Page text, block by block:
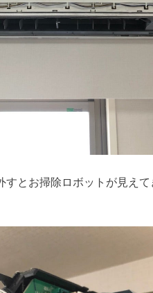
すとお掃除ロボットが見え